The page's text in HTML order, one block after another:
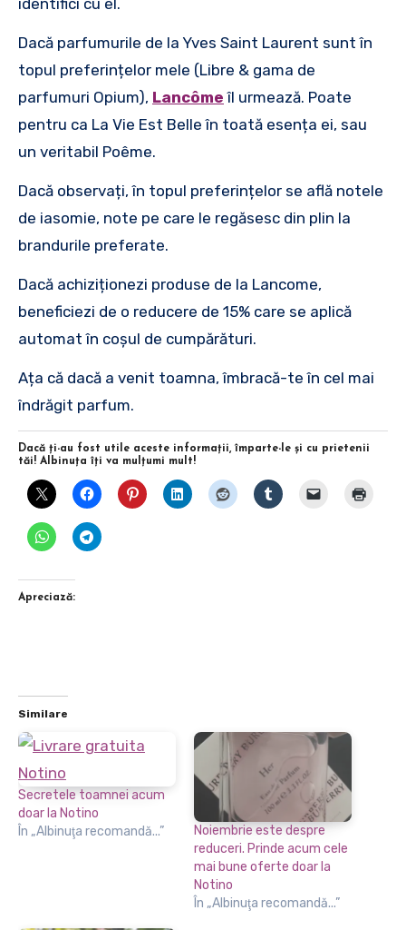
Dacă parfumurile de la Yves Saint Laurent sunt în
topul preferințelor mele (Libre & gama de
parfumuri Opium), Lancôme îl urmează. Poate
pentru ca La Vie Est Belle în toată esența ei, sau
un veritabil Poême.
Dacă observați, în topul preferințelor se află notele
de iasomie, note pe care le regăsesc din plin la
brandurile preferate.
Dacă achiziționezi produse de la Lancome,
beneficiezi de o reducere de 15% care se aplică
automat în coșul de cumpărături.
Ața că dacă a venit toamna, îmbracă-te în cel mai
îndrăgit parfum.
Dacă ţi-au fost utile aceste informaţii, împarte-le şi cu prietenii
tăi! Albinuţa îţi va mulţumi mult!
Apreciază:
Similare
Secretele toamnei acum
doar la Notino
În „Albinuţa recomandă...”
Noiembrie este despre
reduceri. Prinde acum cele
mai bune oferte doar la
Notino
În „Albinuţa recomandă...”